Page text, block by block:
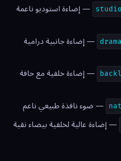
— إضاءة استوديو ناعمة
— إضاءة جانبية درامية
— إضاءة خلفية مع حافة
— ضوء نافذة طبيعي ناعم
— إضاءة عالية لخلفية بيضاء نقية